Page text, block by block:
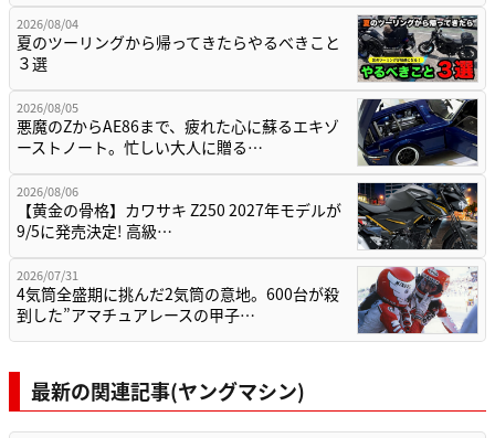
2026/08/04
夏のツーリングから帰ってきたらやるべきこと
３選
2026/08/05
悪魔のZからAE86まで、疲れた心に蘇るエキゾ
ーストノート。忙しい大人に贈る…
2026/08/06
【黄金の骨格】カワサキ Z250 2027年モデルが
9/5に発売決定! 高級…
2026/07/31
4気筒全盛期に挑んだ2気筒の意地。600台が殺
到した”アマチュアレースの甲子…
最新の関連記事(ヤングマシン)